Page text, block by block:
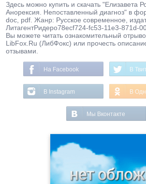
Здесь можно купить и скачать "Елизавета
Анорексия. Непоставленный диагноз" в
doc, pdf. Жанр: Русское современное,
ЛитагентРидеро78ecf724-fc53-11e3-871d-
Вы можете читать ознакомительный
LibFox.Ru (ЛибФокс) или прочесть
отзывами.
На Facebook В
В Instagram В
Мы Вконтакте